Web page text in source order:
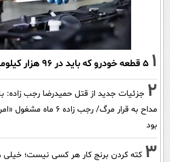
1 ۵ قطعه خودرو که باید در ۹۶ هزار کیلومتر عوض کنید
2 جزئیات جدید از قتل حمیدرضا رجب زاده:
مداح به قرار مرگ/ رجب
بود
3 کته کردن برنج کار هر کسی نیست؛ خیلی